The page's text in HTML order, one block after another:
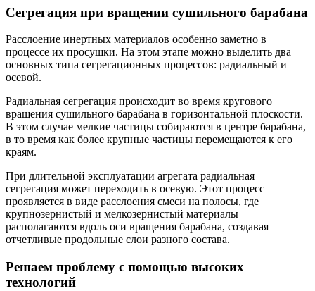
Сегрегация при вращении сушильного барабана
Расслоение инертных материалов особенно заметно в
процессе их просушки. На этом этапе можно выделить два
основных типа сегрегационных процессов: радиальный и
осевой.
Радиальная сегрегация происходит во время кругового
вращения сушильного барабана в горизонтальной плоскости.
В этом случае мелкие частицы собираются в центре барабана,
в то время как более крупные частицы перемещаются к его
краям.
При длительной эксплуатации агрегата радиальная
сегрегация может переходить в осевую. Этот процесс
проявляется в виде расслоения смеси на полосы, где
крупнозернистый и мелкозернистый материалы
располагаются вдоль оси вращения барабана, создавая
отчетливые продольные слои разного состава.
Решаем проблему с помощью высоких
технологий